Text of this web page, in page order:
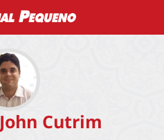
John Cutrim